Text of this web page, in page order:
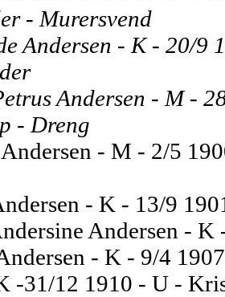
- Murersvend
Andersen - K - 20/9
Andersen - M -
- Dreng
- M - 2/5
- K - 13/9
Andersen -
- K - 9/4
-31/12 1910 - U -